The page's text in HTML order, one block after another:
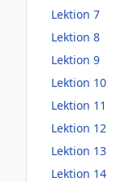
Lektion 7
Lektion 8
Lektion 9
Lektion 10
Lektion 11
Lektion 12
Lektion 13
Lektion 14